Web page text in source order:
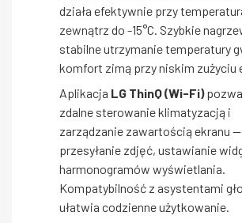
działa efektywnie przy
zewnątrz do -15°C. Szybkie
stabilne utrzymanie temperatury
komfort zimą przy niskim zużyciu
Aplikacja LG ThinQ (Wi-Fi)
zdalne sterowanie klimatyzacją i
zarządzanie zawartością ekranu —
przesyłanie zdjęć, ustawianie
harmonogramów wyświetlania.
Kompatybilność z asystentami
ułatwia codzienne użytkowanie.